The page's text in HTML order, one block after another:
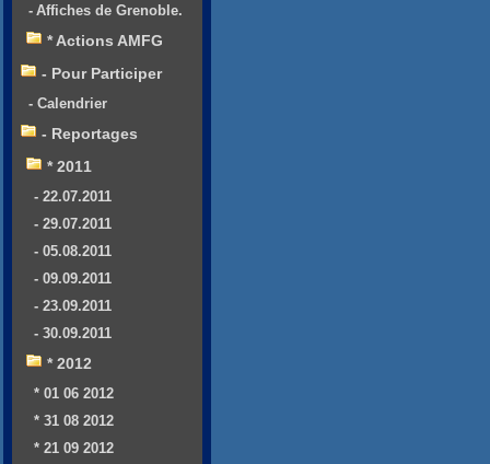
- Affiches de Grenoble.
* Actions AMFG
- Pour Participer
- Calendrier
- Reportages
* 2011
- 22.07.2011
- 29.07.2011
- 05.08.2011
- 09.09.2011
- 23.09.2011
- 30.09.2011
* 2012
* 01 06 2012
* 31 08 2012
* 21 09 2012